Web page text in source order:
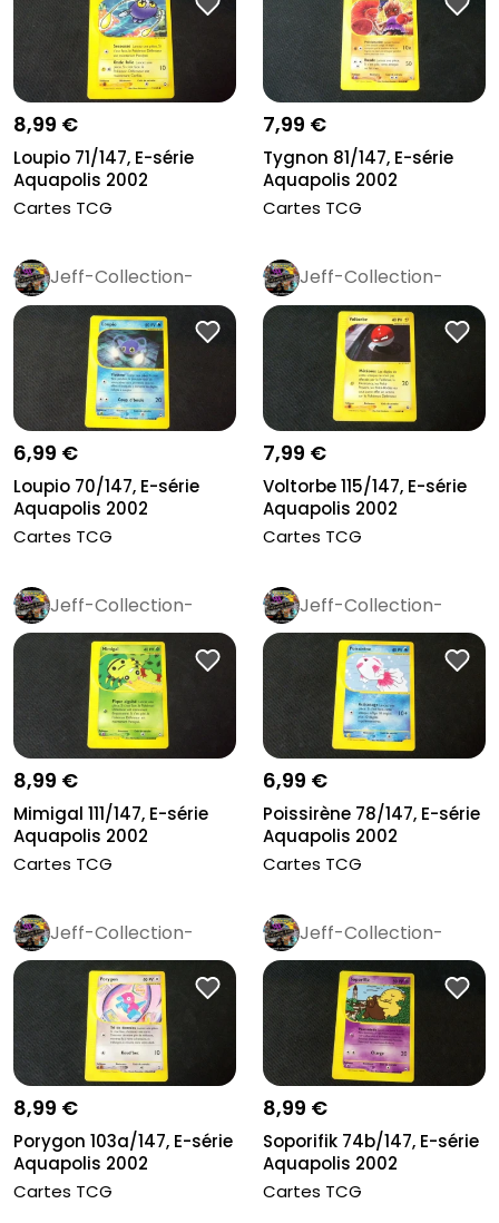
8,99 €
Loupio 71/147, E-série
Aquapolis 2002
Cartes TCG
7,99 €
Tygnon 81/147, E-série
Aquapolis 2002
Cartes TCG
Jeff-Collection-
Rétro Pro
6,99 €
Loupio 70/147, E-série
Aquapolis 2002
Cartes TCG
Jeff-Collection-
Rétro Pro
7,99 €
Voltorbe 115/147, E-série
Aquapolis 2002
Cartes TCG
Jeff-Collection-
Rétro Pro
8,99 €
Mimigal 111/147, E-série
Aquapolis 2002
Cartes TCG
Jeff-Collection-
Rétro Pro
6,99 €
Poissirène 78/147, E-série
Aquapolis 2002
Cartes TCG
Jeff-Collection-
Rétro Pro
8,99 €
Porygon 103a/147, E-série
Aquapolis 2002
Cartes TCG
Jeff-Collection-
Rétro Pro
8,99 €
Soporifik 74b/147, E-série
Aquapolis 2002
Cartes TCG